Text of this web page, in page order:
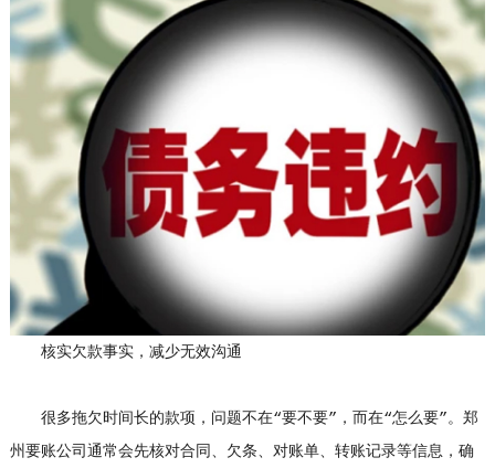
核实欠款事实，减少无效沟通
很多拖欠时间长的款项，问题不在“要不要”，而在“怎么要”。郑
州要账公司通常会先核对合同、欠条、对账单、转账记录等信息，确